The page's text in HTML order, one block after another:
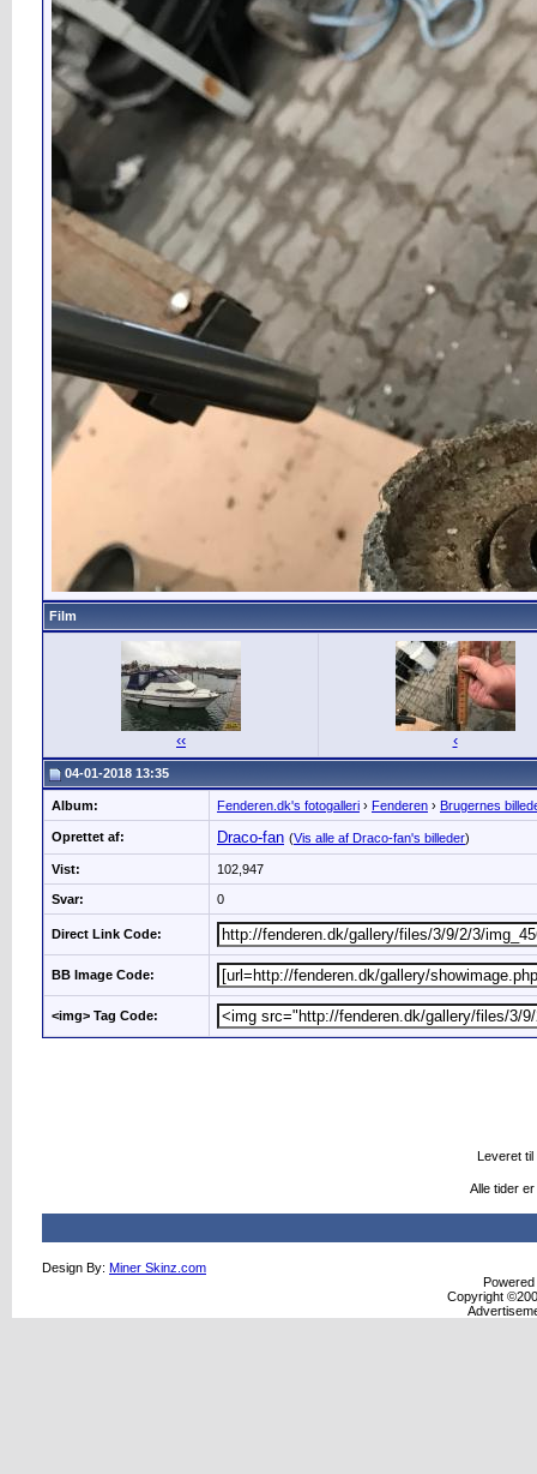
Film
‹‹ ‹
04-01-2018 13:35
Album: Fenderen.dk's fotogalleri › Fenderen › Brugernes
Oprettet af: Draco-fan (Vis alle af Draco-fan's billeder)
Vist: 102,947
Svar: 0
Direct Link Code:
BB Image Code:
<img> Tag Code:
Leveret
Alle tider
Design By: Miner Skinz.com
Copyright